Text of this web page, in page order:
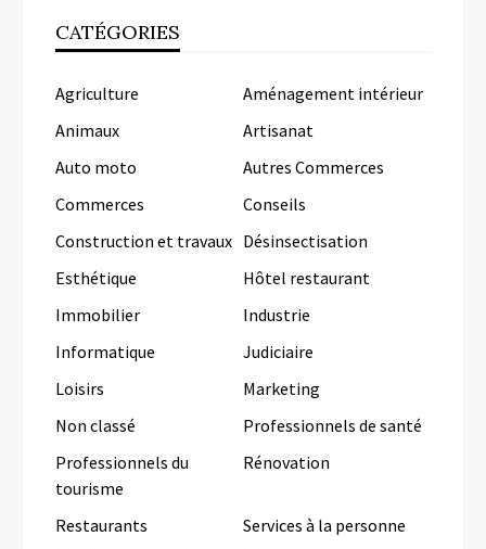
CATÉGORIES
Agriculture
Aménagement intérieur
Animaux
Artisanat
Auto moto
Autres Commerces
Commerces
Conseils
Construction et travaux Désinsectisation
Esthétique
Hôtel restaurant
Immobilier
Industrie
Informatique
Judiciaire
Loisirs
Marketing
Non classé
Professionnels de santé
Professionnels du
tourisme
Rénovation
Restaurants
Services à la personne